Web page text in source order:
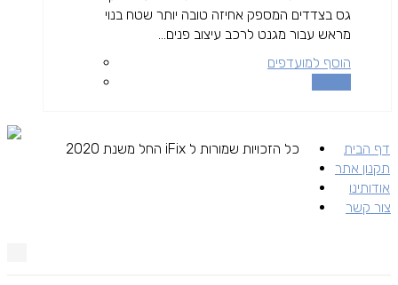
גס בצדדים המספק אחיזה טובה יותר שטח בנוי
מראש עבור מגנט לרכב עיצוב פנים...
הוסף למועדפים
דף הבית
תקנון אתר
אודותינו
צור קשר
כל הזכויות שמורות ל iFix החל משנת 2020